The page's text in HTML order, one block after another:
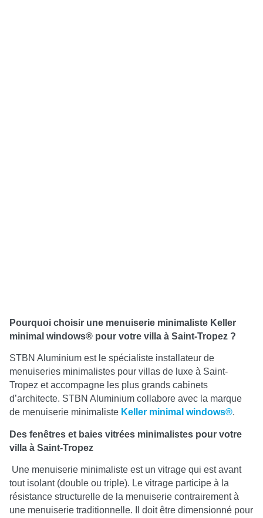
Pourquoi choisir une menuiserie minimaliste Keller
minimal windows® pour votre villa à Saint-Tropez ?
STBN Aluminium est le spécialiste installateur de
menuiseries minimalistes pour villas de luxe à Saint-
Tropez et accompagne les plus grands cabinets
d’architecte. STBN Aluminium collabore avec la marque
de menuiserie minimaliste Keller minimal windows®.
Des fenêtres et baies vitrées minimalistes pour votre
villa à Saint-Tropez
Une menuiserie minimaliste est un vitrage qui est avant
tout isolant (double ou triple). Le vitrage participe à la
résistance structurelle de la menuiserie contrairement à
une menuiserie traditionnelle. Il doit être dimensionné pour